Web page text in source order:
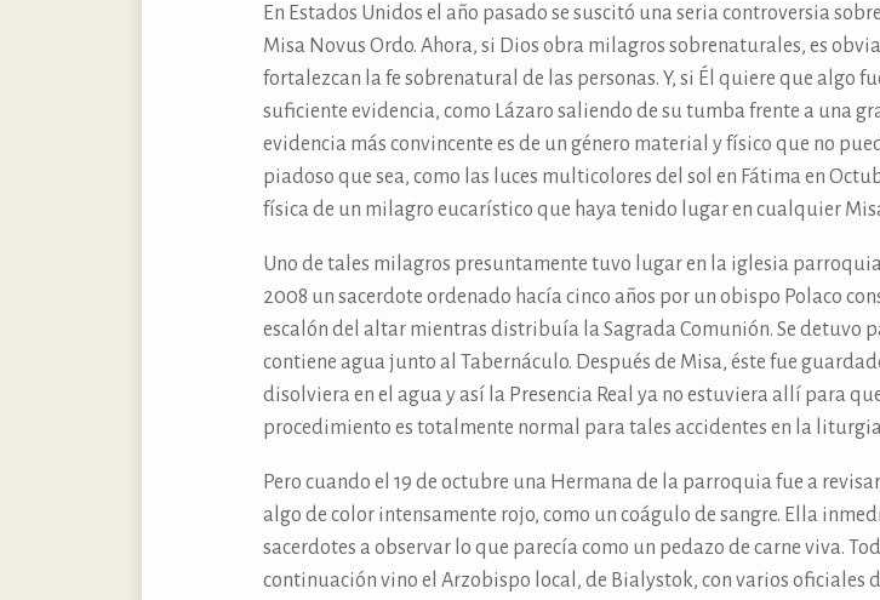
En Estados Unidos el año pasado se suscitó una seria controversia
Misa Novus Ordo. Ahora, si Dios obra milagros sobrenaturales, es
fortalezcan la fe sobrenatural de las personas. Y, si Él quiere que algo
suficiente evidencia, como Lázaro saliendo de su tumba frente a una
evidencia más convincente es de un género material y físico que no
piadoso que sea, como las luces multicolores del sol en Fátima en
física de un milagro eucarístico que haya tenido lugar en cualquier
Uno de tales milagros presuntamente tuvo lugar en la iglesia
2008 un sacerdote ordenado hacía cinco años por un obispo Polaco
escalón del altar mientras distribuía la Sagrada Comunión. Se detuvo
contiene agua junto al Tabernáculo. Después de Misa, éste fue
disolviera en el agua y así la Presencia Real ya no estuviera allí para
procedimiento es totalmente normal para tales accidentes en la
Pero cuando el 19 de octubre una Hermana de la parroquia fue a
algo de color intensamente rojo, como un coágulo de sangre. Ella
sacerdotes a observar lo que parecía como un pedazo de carne viva.
continuación vino el Arzobispo local, de Bialystok, con varios oficiales